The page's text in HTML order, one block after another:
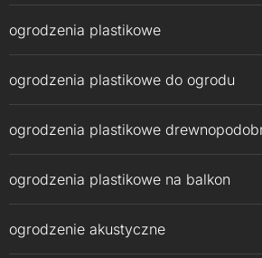
ogrodzenia plastikowe
ogrodzenia plastikowe do ogrodu
ogrodzenia plastikowe
ogrodzenia plastikowe na balkon
ogrodzenie akustyczne